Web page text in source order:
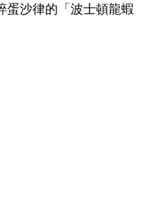
蛋沙律的「波士頓龍蝦